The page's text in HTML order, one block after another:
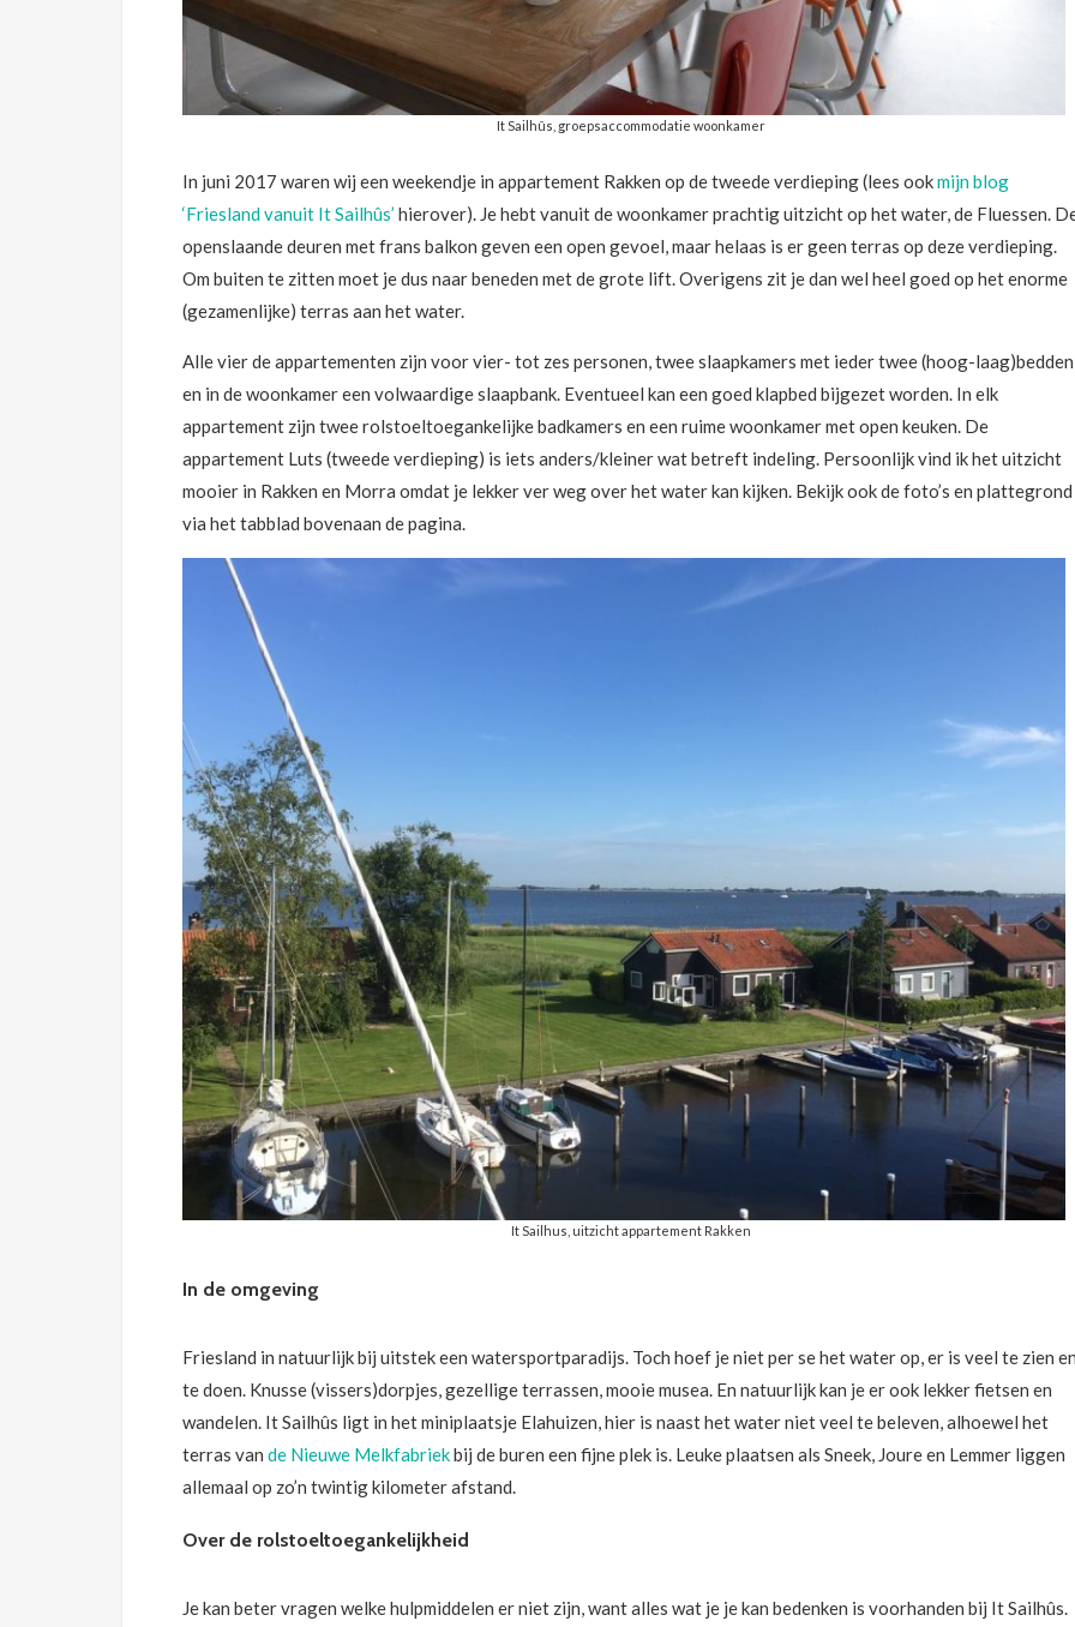
It Sailhûs, groepsaccommodatie woonkamer
In juni 2017 waren wij een weekendje in appartement Rakken op de tweede verdieping (lees ookmijn blog
‘Friesland vanuit It Sailhûs’ hierover). Je hebt vanuit de woonkamer prachtig uitzicht op het water, de Fluessen.
openslaande deuren met frans balkon geven een open gevoel, maar helaas is er geen terras op deze verdieping.
Om buiten te zitten moet je dus naar beneden met de grote lift. Overigens zit je dan wel heel goed op het enorme
(gezamenlijke) terras aan het water.
Alle vier de appartementen zijn voor vier- tot zes personen, twee slaapkamers met ieder twee (hoog-laag)bedden
en in de woonkamer een volwaardige slaapbank. Eventueel kan een goed klapbed bijgezet worden. In elk
appartement zijn twee rolstoeltoegankelijke badkamers en een ruime woonkamer met open keuken. De
appartement Luts (tweede verdieping) is iets anders/kleiner wat betreft indeling. Persoonlijk vind ik het uitzicht
mooier in Rakken en Morra omdat je lekker ver weg over het water kan kijken. Bekijk ook de foto’s en plattegrond
via het tabblad bovenaan de pagina.
It Sailhus, uitzicht appartement Rakken
In de omgeving
Friesland in natuurlijk bij uitstek een watersportparadijs. Toch hoef je niet per se het water op, er is veel te zien
te doen. Knusse (vissers)dorpjes, gezellige terrassen, mooie musea. En natuurlijk kan je er ook lekker fietsen en
wandelen. It Sailhûs ligt in het miniplaatsje Elahuizen, hier is naast het water niet veel te beleven, alhoewel het
terras van de Nieuwe Melkfabriekbij de buren een fijne plek is. Leuke plaatsen als Sneek, Joure en Lemmer liggen
allemaal op zo’n twintig kilometer afstand.
Over de rolstoeltoegankelijkheid
Je kan beter vragen welke hulpmiddelen er niet zijn, want alles wat je je kan bedenken is voorhanden bij It Sailhûs.